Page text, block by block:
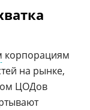
корпорациям
на рынке,
ЦОДов